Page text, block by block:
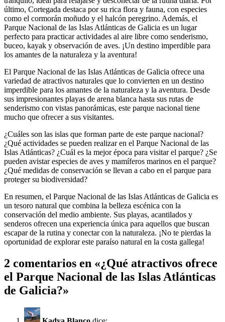
último, Cortegada destaca por su rica flora y fauna, con especies
como el cormorán moñudo y el halcón peregrino. Además, el
Parque Nacional de las Islas Atlánticas de Galicia es un lugar
perfecto para practicar actividades al aire libre como senderismo,
buceo, kayak y observación de aves. ¡Un destino imperdible para
los amantes de la naturaleza y la aventura!
El Parque Nacional de las Islas Atlánticas de Galicia ofrece una
variedad de atractivos naturales que lo convierten en un destino
imperdible para los amantes de la naturaleza y la aventura. Desde
sus impresionantes playas de arena blanca hasta sus rutas de
senderismo con vistas panorámicas, este parque nacional tiene
mucho que ofrecer a sus visitantes.
¿Cuáles son las islas que forman parte de este parque nacional?
¿Qué actividades se pueden realizar en el Parque Nacional de las
Islas Atlánticas? ¿Cuál es la mejor época para visitar el parque? ¿Se
pueden avistar especies de aves y mamíferos marinos en el parque?
¿Qué medidas de conservación se llevan a cabo en el parque para
proteger su biodiversidad?
En resumen, el Parque Nacional de las Islas Atlánticas de Galicia es
un tesoro natural que combina la belleza escénica con la
conservación del medio ambiente. Sus playas, acantilados y
senderos ofrecen una experiencia única para aquellos que buscan
escapar de la rutina y conectar con la naturaleza. ¡No te pierdas la
oportunidad de explorar este paraíso natural en la costa gallega!
2 comentarios en «¿Qué atractivos ofrece
el Parque Nacional de las Islas Atlánticas
de Galicia?»